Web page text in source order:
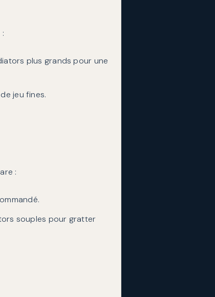
plus grands pour une
jeu fines.
:
souples pour gratter